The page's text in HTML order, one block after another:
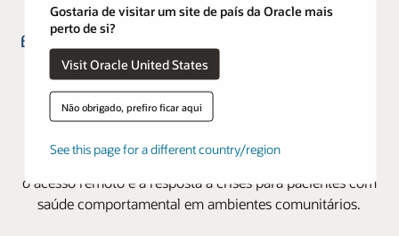
Gostaria de visitar um site de país da Oracle mais
perto de si?
Visit Oracle United States
Não obrigado, prefiro ficar aqui
See this page for a different country/region
Emirates Health Services
Community Psychiatry usa o
A Oracle Health Foundation EHR agiliza o atendimento,
o acesso remoto e a resposta a crises para pacientes com
saúde comportamental em ambientes comunitários.